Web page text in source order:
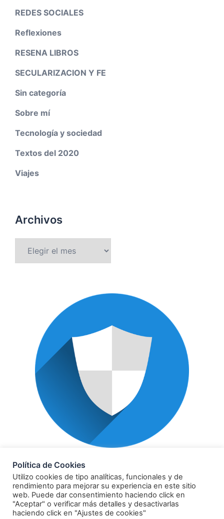
REDES SOCIALES
Reflexiones
RESENA LIBROS
SECULARIZACION Y FE
Sin categoría
Sobre mí
Tecnología y sociedad
Textos del 2020
Viajes
Archivos
Política de Cookies
Utilizo cookies de tipo analíticas, funcionales y de
rendimiento para mejorar su experiencia en este sitio
web. Puede dar consentimiento haciendo click en
"Aceptar" o verificar más detalles y desactivarlas
haciendo click en "Ajustes de cookies"